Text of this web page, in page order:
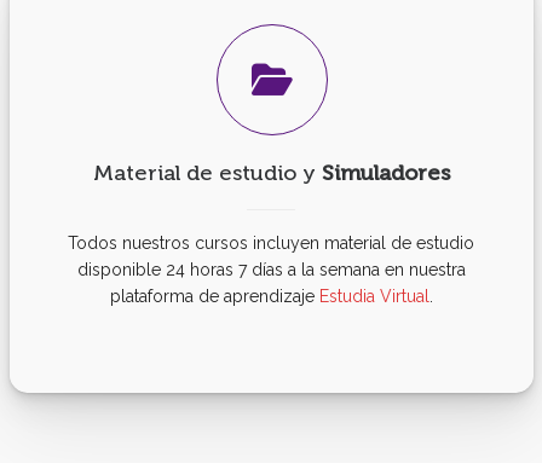
Material de estudio y Simuladores
Todos nuestros cursos incluyen material de estudio
disponible 24 horas 7 días a la semana en nuestra
plataforma de aprendizaje Estudia Virtual